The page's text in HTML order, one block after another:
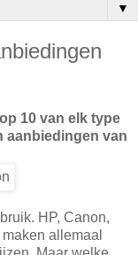
▼
10 van elk type
aanbiedingen van
HP, Canon,
allemaal